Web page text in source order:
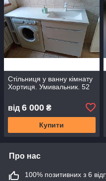
Стільниця у ванну кімнату
Хортиця. Умивальник. 52
від 6 000 ₴
Купити
Про нас
100% позитивних з 6